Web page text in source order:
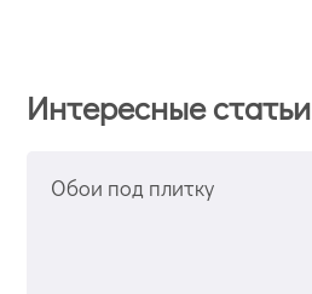
Интересные статьи
Обои под плитку